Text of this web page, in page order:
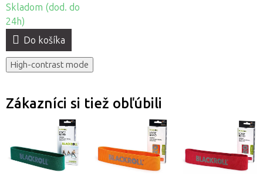
Skladom (dod. do
24h)
Do košíka
High-contrast mode
Zákazníci si tiež obľúbili